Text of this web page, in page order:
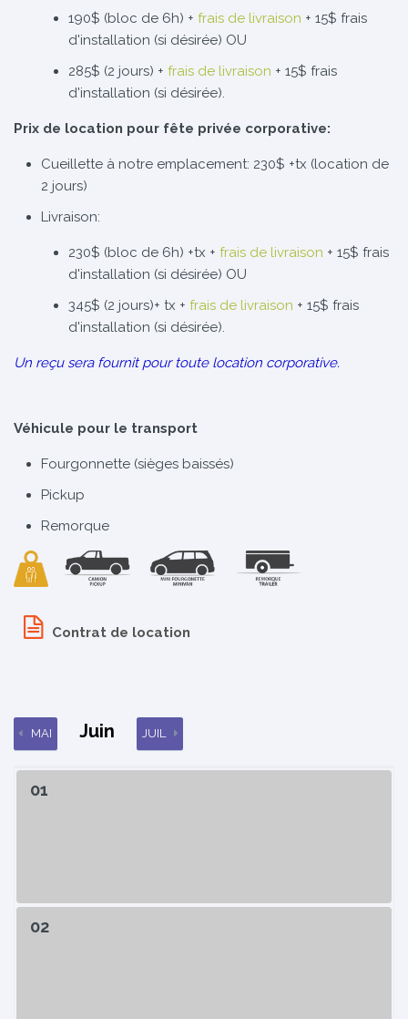
190$ (bloc de 6h) + frais de livraison + 15$ frais
d'installation (si désirée) OU
285$ (2 jours) + frais de livraison + 15$ frais
d'installation (si désirée).
Prix de location pour fête privée corporative:
Cueillette à notre emplacement: 230$ +tx (location de
2 jours)
Livraison:
230$ (bloc de 6h) +tx + frais de livraison + 15$ frais
d'installation (si désirée) OU
345$ (2 jours)+ tx + frais de livraison + 15$ frais
d'installation (si désirée).
Un reçu sera fournit pour toute location corporative.
Véhicule pour le transport
Fourgonnette (sièges baissés)
Pickup
Remorque
Contrat de location
MAI Juin JUIL
01
02